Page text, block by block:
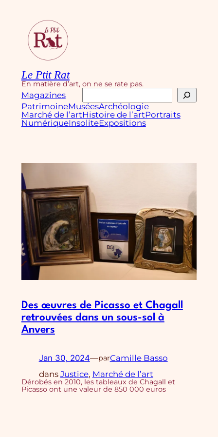
contenu
Le Ptit Rat
En matière d’art, on ne se rate pas.
Magazines
Rechercher
PatrimoineMuséesArchéologie
Marché de l’artHistoire de l’artPortraits
NumériqueInsoliteExpositions
Des œuvres de Picasso et Chagall
retrouvées dans un sous-sol à
Anvers
Jan 30, 2024—parCamille Basso
dans Justice, Marché de l’art
Dérobés en 2010, les tableaux de Chagall et
Picasso ont une valeur de 850 000 euros